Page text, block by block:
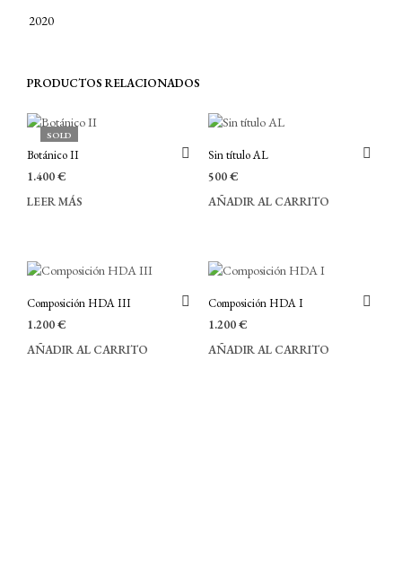
2020
PRODUCTOS RELACIONADOS
SOLD
Botánico II
1.400€
LEER MÁS
Sin título AL
500€
AÑADIR AL CARRITO
Composición HDA III
1.200€
AÑADIR AL CARRITO
Composición HDA I
1.200€
AÑADIR AL CARRITO